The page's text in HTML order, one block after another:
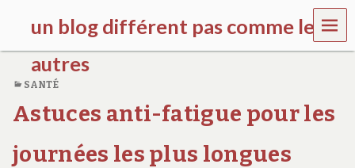
un blog différent pas comme les
autres
d
c
h
MEN
U
SANTÉ
Astuces anti-fatigue pour les
journées les plus longues